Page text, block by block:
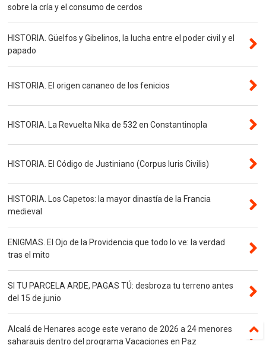
sobre la cría y el consumo de cerdos
HISTORIA. Güelfos y Gibelinos, la lucha entre el poder civil y el
papado
HISTORIA. El origen cananeo de los fenicios
HISTORIA. La Revuelta Nika de 532 en Constantinopla
HISTORIA. El Código de Justiniano (Corpus Iuris Civilis)
HISTORIA. Los Capetos: la mayor dinastía de la Francia
medieval
ENIGMAS. El Ojo de la Providencia que todo lo ve: la verdad
tras el mito
SI TU PARCELA ARDE, PAGAS TÚ: desbroza tu terreno antes
del 15 de junio
Alcalá de Henares acoge este verano de 2026 a 24 menores
saharauis dentro del programa Vacaciones en Paz